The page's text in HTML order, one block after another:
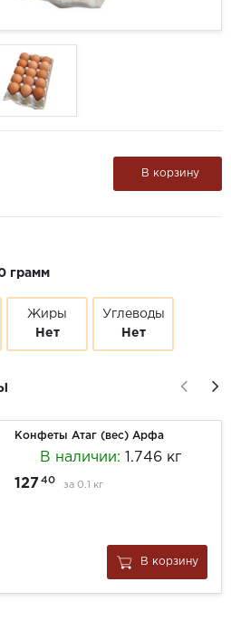
В корзину
грамм
Жиры
Нет
Углеводы
Нет
Конфеты Атаг (вес) Арфа
В наличии:
1.746 кг
127 40 за 0.1 кг
В корзину